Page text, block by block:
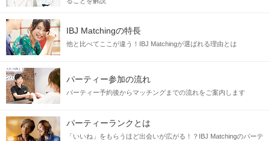
IBJ Matchingの特長
他と比べてここが違う！IBJ Matchingが選ばれる理由とは
パーティー参加の流れ
パーティー予約後からマッチングまでの流れをご案内します
パーティーランクとは
「いいね」をもらうほど出会いが広がる！？IBJ Matchingのパーテ